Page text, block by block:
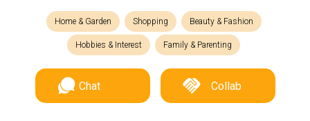
Home & Garden Shopping Beauty & Fashion
Hobbies & Interest Family & Parenting
Chat Collab